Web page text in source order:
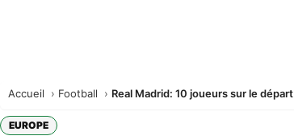
Accueil Football Real Madrid: 10 joueurs sur le départ
EUROPE